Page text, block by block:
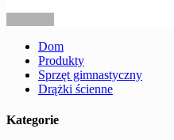
Dom
Produkty
Sprzęt gimnastyczny
Drążki ścienne
Kategorie